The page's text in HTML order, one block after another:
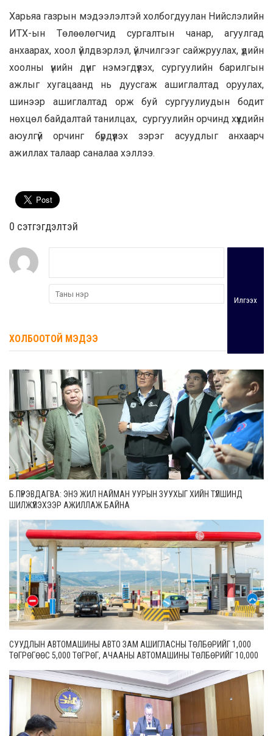
Харьяа газрын мэдээлэлтэй холбогдуулан Нийслэлийн
ИТХ-ын Төлөөлөгчид сургалтын чанар, агуулгад
анхаарах, хоол үйлдвэрлэл, үйлчилгээг сайжруулах, үдийн
хоолны үнийн дүнг нэмэгдүүлэх, сургуулийн барилгын
ажлыг хугацаанд нь дуусгаж ашиглалтад оруулах,
шинээр ашиглалтад орж буй сургуулиудын бодит
нөхцөл байдалтай танилцах, сургуулийн орчинд хүүхдийн
аюулгүй орчинг бүрдүүлэх зэрэг асуудлыг анхаарч
ажиллах талаар саналаа хэллээ.
0 cэтгэгдэлтэй
Илгээх
ХОЛБООТОЙ МЭДЭЭ
Б.ПҮРЭВДАГВА: ЭНЭ ЖИЛ НАЙМАН УУРЫН ЗУУХЫГ ХИЙН ТҮЛШИНД
ШИЛЖҮҮЛЭХЭЭР АЖИЛЛАЖ БАЙНА
СУУДЛЫН АВТОМАШИНЫ АВТО ЗАМ АШИГЛАСНЫ ТӨЛБӨРИЙГ 1,000
ТӨГРӨГӨӨС 5,000 ТӨГРӨГ, АЧААНЫ АВТОМАШИНЫ ТӨЛБӨРИЙГ 10,000